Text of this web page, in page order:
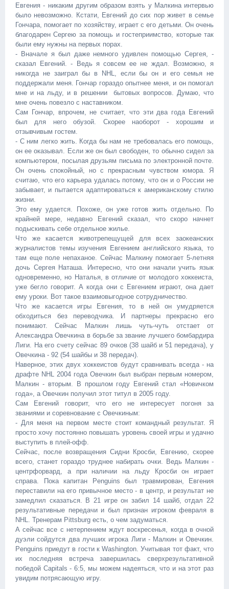
Евгения - никаким другим образом взять у Малкина интервью
было невозможно. Кстати, Евгений до сих пор живет в семье
Гончара, помогает по хозяйству, играет с его детьми. Он очень
благодарен Сергею за помощь и гостеприимство, которые так
были ему нужны на первых порах.
- Вначале я был даже немного удивлен помощью Сергея, -
сказал Евгений. - Ведь я совсем ее не ждал. Возможно, я
никогда не заиграл бы в NHL, если бы он и его семья не
поддержали меня. Гончар гораздо опытнее меня, и он помогал
мне и на льду, и в решении бытовых вопросов. Думаю, что
мне очень повезло с наставником.
Сам Гончар, впрочем, не считает, что эти два года Евгений
был для него обузой. Скорее наоборот - хорошим и
отзывчивым гостем.
- С ним легко жить. Когда бы нам не требовалась его помощь,
он ее оказывал. Если же он был свободен, то обычно сидел за
компьютером, посылая друзьям письма по электронной почте.
Он очень спокойный, но с прекрасным чувством юмора. Я
считаю, что его карьера удалась потому, что он и о России не
забывает, и пытается адаптироваться к американскому стилю
жизни.
Это ему удается. Похоже, он уже готов жить отдельно. По
крайней мере, недавно Евгений сказал, что скоро начнет
подыскивать себе отдельное жилье.
Что же касается животрепещущей для всех заокеанских
журналистов темы изучения Евгением английского языка, то
там еще поле непаханое. Сейчас Малкину помогает 5-летняя
дочь Сергея Наташа. Интересно, что они начали учить язык
одновременно, но Наталья, в отличие от молодого хоккеиста,
уже бегло говорит. А когда они с Евгением играют, она дает
ему уроки. Вот такое взаимовыгодное сотрудничество.
Что же касается игры Евгения, то в ней он умудряется
обходиться без переводчика. И партнеры прекрасно его
понимают. Сейчас Малкин лишь чуть-чуть отстает от
Александра Овечкина в борьбе за звание лучшего бомбардира
Лиги. На его счету сейчас 89 очков (38 шайб и 51 передача), у
Овечкина - 92 (54 шайбы и 38 передач).
Наверное, этих двух хоккеистов будут сравнивать всегда - на
драфте NHL 2004 года Овечкин был выбран первым номером,
Малкин - вторым. В прошлом году Евгений стал «Новичком
года», а Овечкин получил этот титул в 2005 году.
Сам Евгений говорит, что его не интересует погоня за
званиями и соревнование с Овечкиным:
- Для меня на первом месте стоит командный результат. Я
просто хочу постоянно повышать уровень своей игры и удачно
выступить в плей-офф.
Сейчас, после возвращения Сидни Кросби, Евгению, скорее
всего, станет гораздо труднее набирать очки. Ведь Малкин -
центрфорвард, а при наличии на льду Кросби он играет
справа. Пока капитан Penguins был травмирован, Евгения
переставили на его привычное место - в центр, и результат не
замедлил сказаться. В 21 игре он забил 14 шайб, отдал 22
результативные передачи и был признан игроком февраля в
NHL. Тренерам Pittsburg есть, о чем задуматься.
А сейчас все с нетерпением ждут воскресенья, когда в очной
дуэли сойдутся два лучших игрока Лиги - Малкин и Овечкин.
Penguins приедут в гости к Washington. Учитывая тот факт, что
их последняя встреча завершилась сверхрезультативной
победой Capitals - 6:5, мы можем надеяться, что и на этот раз
увидим потрясающую игру.